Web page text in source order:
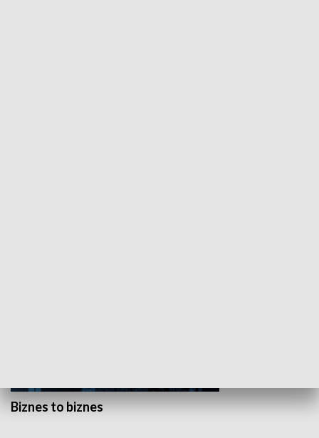
Biznes to biznes